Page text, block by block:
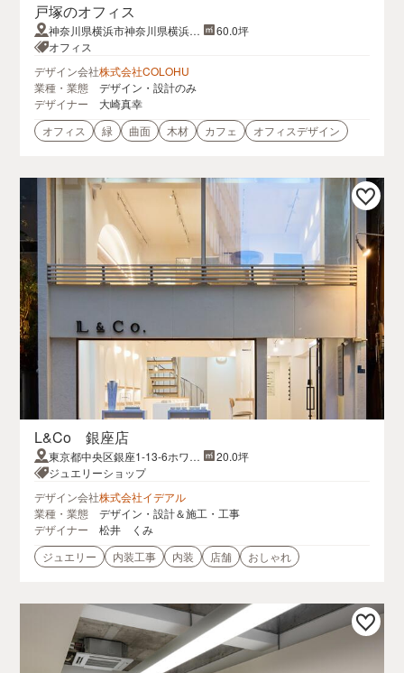
戸塚のオフィス
神奈川県横浜市神奈川県横浜市
戸塚区戸塚4711番地1オセアン
60.0坪
オフィス
デザイン会社株式会社COLOHU
業種・業態
デザイン・設計のみ
デザイナー
大崎真幸
オフィス
緑 曲面 木材 カフェ オフィスデザイン
L&Co 銀座店
東京都中央区銀座1-13-6ホワイ
ト銀座ビル1F
20.0坪
ジュエリーショップ
デザイン会社株式会社イデアル
業種・業態
デザイン・設計＆施工・工事
デザイナー
松井 くみ
ジュエリー
内装工事 内装 店舗 おしゃれ